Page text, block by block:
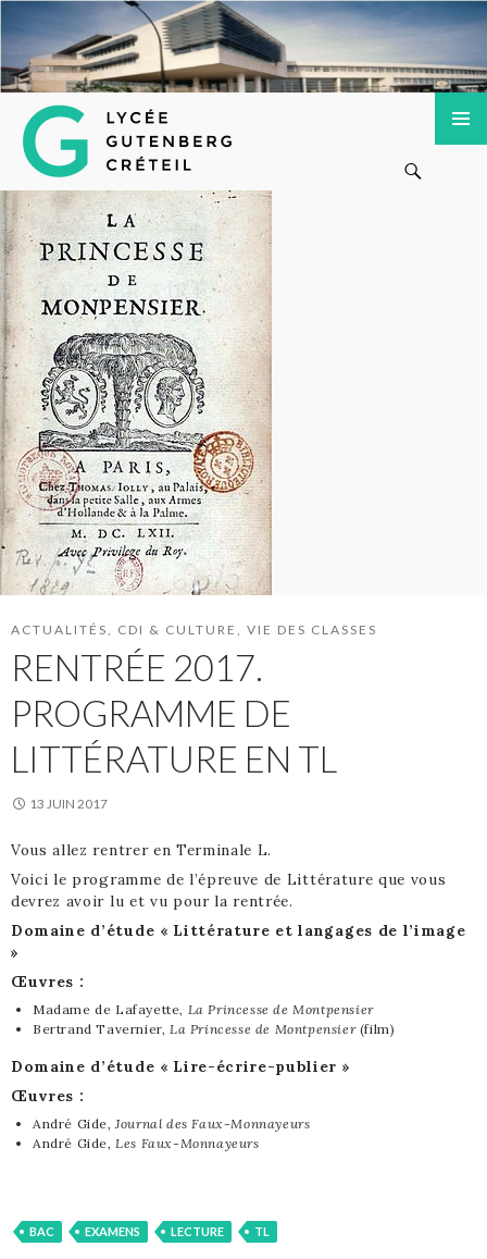
Lycée Gutenberg de Créteil
Recherche
ALLER
AU
CONTENU
PRINCIPAL
ACTUALITÉS, CDI & CULTURE , VIE DES CLASSES
RENTRÉE 2017.
PROGRAMME DE
LITTÉRATURE EN TL
13 JUIN 2017
Vous allez rentrer en Terminale L.
Voici le programme de l’épreuve de Littérature que vous
devrez avoir lu et vu pour la rentrée.
Domaine d’étude « Littérature et langages de l’image
»
Œuvres :
Madame de Lafayette, La Princesse de Montpensier
Bertrand Tavernier, La Princesse de Montpensier (film)
Domaine d’étude « Lire-écrire-publier »
Œuvres :
André Gide,Journal des Faux-Monnayeurs
André Gide,Les Faux-Monnayeurs
BAC EXAMENS LECTURE TL